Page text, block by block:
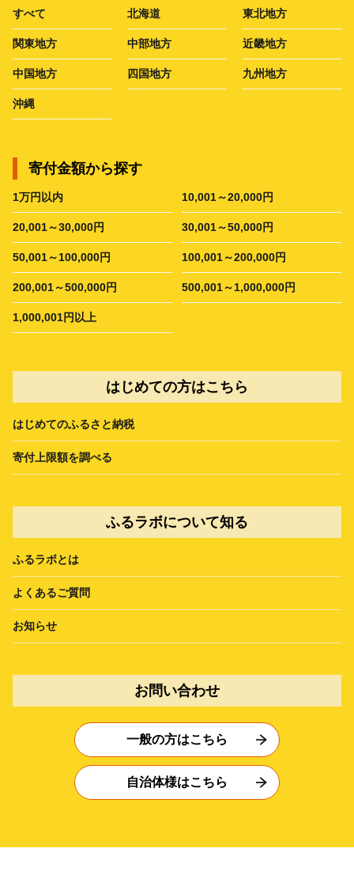
すべて 北海道 東北地方
関東地方 中部地方 近畿地方
中国地方 四国地方 九州地方
沖縄
寄付金額から探す
1万円以内 10,001～20,000円
20,001～30,000円 30,001～50,000円
50,001～100,000円 100,001～200,000円
200,001～500,000円 500,001～1,000,000円
1,000,001円以上
はじめての方はこちら
はじめてのふるさと納税
寄付上限額を調べる
ふるラボについて知る
ふるラボとは
よくあるご質問
お知らせ
お問い合わせ
一般の方はこちら
自治体様はこちら